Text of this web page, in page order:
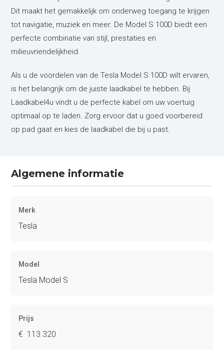
Dit maakt het gemakkelijk om onderweg toegang te krijgen
tot navigatie, muziek en meer. De Model S 100D biedt een
perfecte combinatie van stijl, prestaties en
milieuvriendelijkheid.
Als u de voordelen van de Tesla Model S 100D wilt ervaren,
is het belangrijk om de juiste laadkabel te hebben. Bij
Laadkabel4u vindt u de perfecte kabel om uw voertuig
optimaal op te laden. Zorg ervoor dat u goed voorbereid
op pad gaat en kies de laadkabel die bij u past.
Algemene informatie
Merk
Tesla
Model
Tesla Model S
Prijs
€ 113.320